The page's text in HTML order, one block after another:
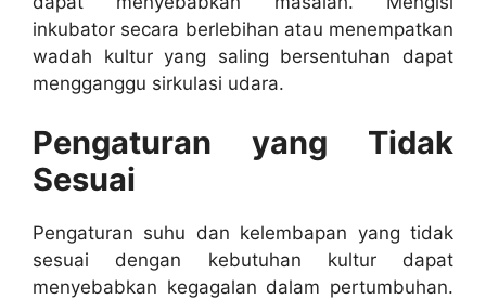
inkubator secara berlebihan atau menempatkan
wadah kultur yang saling bersentuhan dapat
mengganggu sirkulasi udara.
Pengaturan yang Tidak
Sesuai
Pengaturan suhu dan kelembapan yang tidak
sesuai dengan kebutuhan kultur dapat
menyebabkan kegagalan dalam pertumbuhan.